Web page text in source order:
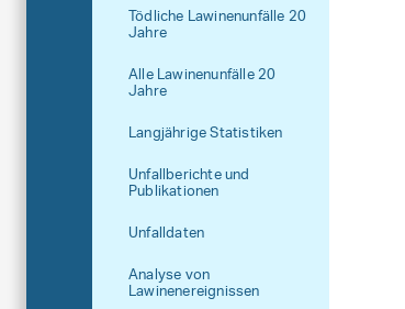
Tödliche Lawinenunfälle 20
Jahre
Alle Lawinenunfälle 20
Jahre
Langjährige Statistiken
Unfallberichte und
Publikationen
Unfalldaten
Analyse von
Lawinenereignissen